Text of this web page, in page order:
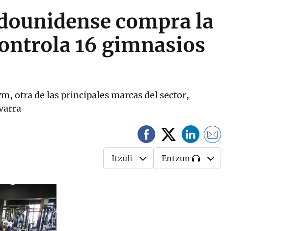
compra la
16 gimnasios
otra de las principales marcas del sector,
Itzuli Entzun